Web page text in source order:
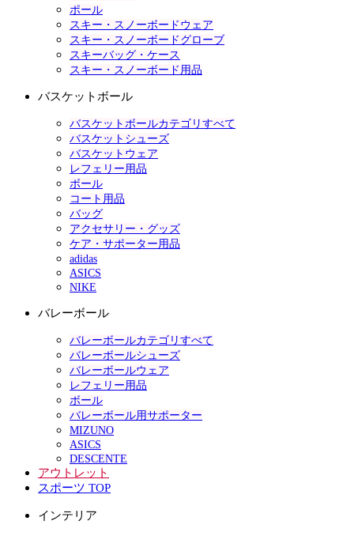
ポール
スキー・スノーボードウェア
スキー・スノーボードグローブ
スキーバッグ・ケース
スキー・スノーボード用品
バスケットボール
バスケットボールカテゴリすべて
バスケットシューズ
バスケットウェア
レフェリー用品
ボール
コート用品
バッグ
アクセサリー・グッズ
ケア・サポーター用品
adidas
ASICS
NIKE
バレーボール
バレーボールカテゴリすべて
バレーボールシューズ
バレーボールウェア
レフェリー用品
ボール
バレーボール用サポーター
MIZUNO
ASICS
DESCENTE
アウトレット
スポーツ TOP
インテリア